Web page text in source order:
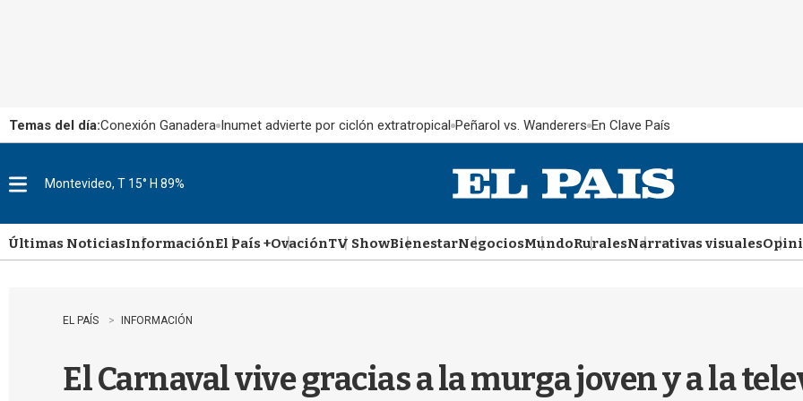
Temas del día:Conexión Ganadera Inumet advierte por ciclón extratropical Peñarol vs. Wanderers En Clave País
u
Montevideo, T 15° H 89%
Últimas NoticiasInformaciónEl País +OvaciónTV ShowBienestarNegociosMundoRuralesNarrativas visuales
EL PAÍS INFORMACIÓN
El Carnaval vive gracias a la murga joven y a la